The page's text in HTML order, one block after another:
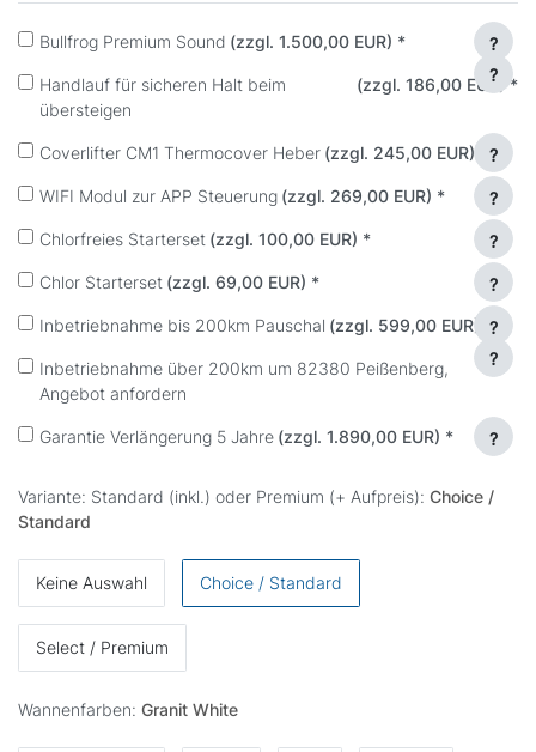
Bullfrog Premium Sound (zzgl. 1.500,00 EUR) * ?
Handlauf für sicheren Halt beim
übersteigen
(zzgl. 186,00 EUR)*
?
Coverlifter CM1 Thermocover Heber (zzgl. 245,00 EUR) ?
WIFI Modul zur APP Steuerung (zzgl. 269,00 EUR) * ?
Chlorfreies Starterset (zzgl. 100,00 EUR) * ?
Chlor Starterset (zzgl. 69,00 EUR) * ?
Inbetriebnahme bis 200km Pauschal (zzgl. 599,00 EUR) *?
Inbetriebnahme über 200km um 82380 Peißenberg,
Angebot anfordern
?
Garantie Verlängerung 5 Jahre (zzgl. 1.890,00 EUR) * ?
Variante: Standard (inkl.) oder Premium (+ Aufpreis): Choice /
Standard
Keine Auswahl Choice / Standard
Select / Premium
Wannenfarben: Granit White